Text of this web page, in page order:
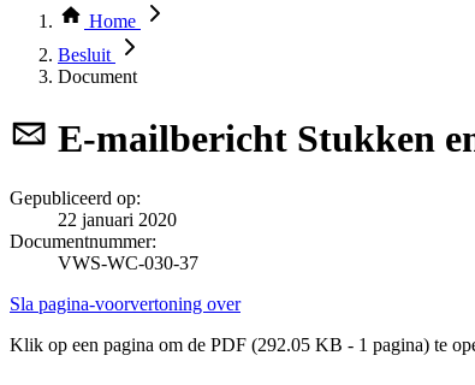
Thema COVID-19
Bekijk per bestuursorgaan
Home
Besluit
Document
E-mailbericht Stukken
Gepubliceerd op:
22 januari 2020
Documentnummer:
VWS-WC-030-37
Sla pagina-voorvertoning over
Klik op een pagina om de PDF (292.05 KB - 1 pagina) te